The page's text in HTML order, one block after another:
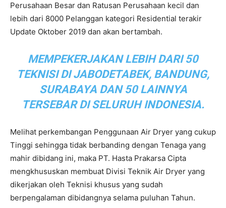
Perusahaan Besar dan Ratusan Perusahaan kecil dan
lebih dari 8000 Pelanggan kategori Residential terakir
Update Oktober 2019 dan akan bertambah.
MEMPEKERJAKAN LEBIH DARI 50
TEKNISI DI JABODETABEK, BANDUNG,
SURABAYA DAN 50 LAINNYA
TERSEBAR DI SELURUH INDONESIA.
Melihat perkembangan Penggunaan Air Dryer yang cukup
Tinggi sehingga tidak berbanding dengan Tenaga yang
mahir dibidang ini, maka PT. Hasta Prakarsa Cipta
mengkhususkan membuat Divisi Teknik Air Dryer yang
dikerjakan oleh Teknisi khusus yang sudah
berpengalaman dibidangnya selama puluhan Tahun.